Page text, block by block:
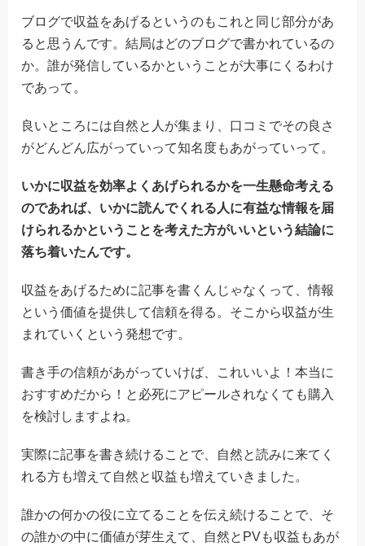
ブログで収益をあげるというのもこれと同じ部分があ
ると思うんです。結局はどのブログで書かれているの
か。誰が発信しているかということが大事にくるわけ
であって。
良いところには自然と人が集まり、口コミでその良さ
がどんどん広がっていって知名度もあがっていって。
いかに収益を効率よくあげられるかを一生懸命考える
のであれば、いかに読んでくれる人に有益な情報を届
けられるかということを考えた方がいいという結論に
落ち着いたんです。
収益をあげるために記事を書くんじゃなくって、情報
という価値を提供して信頼を得る。そこから収益が生
まれていくという発想です。
書き手の信頼があがっていけば、これいいよ！本当に
おすすめだから！と必死にアピールされなくても購入
を検討しますよね。
実際に記事を書き続けることで、自然と読みに来てく
れる方も増えて自然と収益も増えていきました。
誰かの何かの役に立てることを伝え続けることで、そ
の誰かの中に価値が芽生えて、自然とPVも収益もあが